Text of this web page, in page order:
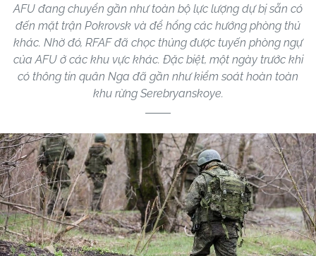
AFU đang chuyển gần như toàn bộ lực lượng dự bị sẵn có
đến mặt trận Pokrovsk và để hổng các hướng phòng thủ
khác. Nhờ đó, RFAF đã chọc thủng được tuyến phòng ngự
của AFU ở các khu vực khác. Đặc biệt, một ngày trước khi
có thông tin quân Nga đã gần như kiểm soát hoàn toàn
khu rừng Serebryanskoye.